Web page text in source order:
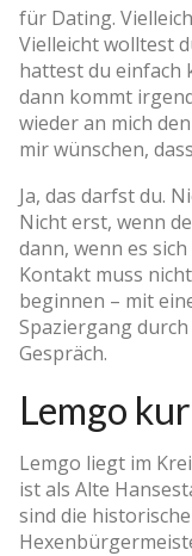
für Dating.
Vielleicht wolltest
hattest du einfach
dann kommt
wieder an mich
mir wünschen,
Ja, das darfst du.
Nicht erst, wenn
dann, wenn es
Kontakt muss
beginnen – mit
Spaziergang
Gespräch.
Lemgo
Lemgo liegt im
ist als Alte
sind die